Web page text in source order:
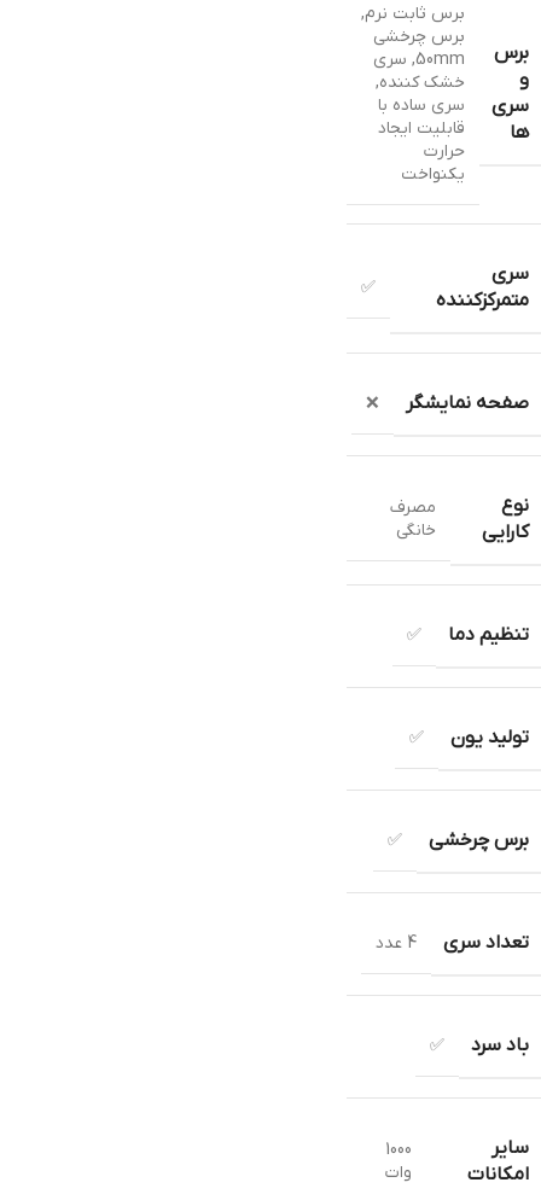
برس
و
سری
ها
برس ثابت نرم,
برس چرخشی
50mm
, سری
خشک کننده,
سری ساده با
قابلیت ایجاد
حرارت
یکنواخت
سری
متمرکزکننده
✅
صفحه نمایشگر ❌
نوع
کارایی
مصرف
خانگی
تنظیم دما ✅
تولید یون ✅
برس چرخشی ✅
تعداد سری 4 عدد
باد سرد ✅
سایر
امکانات
1000
وات